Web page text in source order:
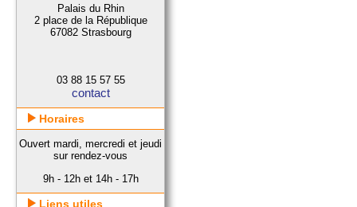
Palais du Rhin
2 place de la République
67082 Strasbourg
03 88 15 57 55
contact
Horaires
Ouvert mardi, mercredi et jeudi
sur rendez-vous
9h - 12h et 14h - 17h
Liens utiles